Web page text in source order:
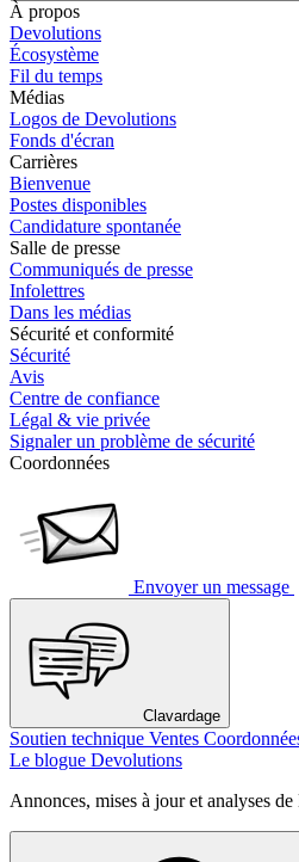
À propos
Devolutions
Écosystème
Fil du temps
Médias
Logos de Devolutions
Fonds d'écran
Carrières
Bienvenue
Postes disponibles
Candidature spontanée
Salle de presse
Communiqués de presse
Infolettres
Dans les médias
Sécurité et conformité
Sécurité
Avis
Centre de confiance
Légal & vie privée
Signaler un problème de sécurité
Coordonnées
Envoyer un message
Clavardage
Soutien technique Ventes
Le blogue Devolutions
Annonces, mises à jour et analyses